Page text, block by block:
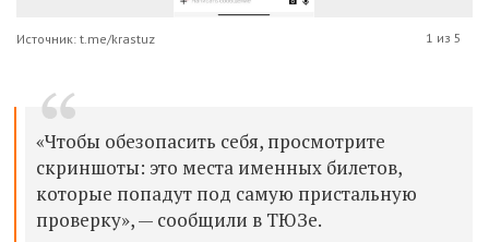
Источник: t.me/krastuz 1 из 5
«Чтобы обезопасить себя, просмотрите
скриншоты: это места именных билетов,
которые попадут под самую пристальную
проверку», — сообщили в ТЮЗе.